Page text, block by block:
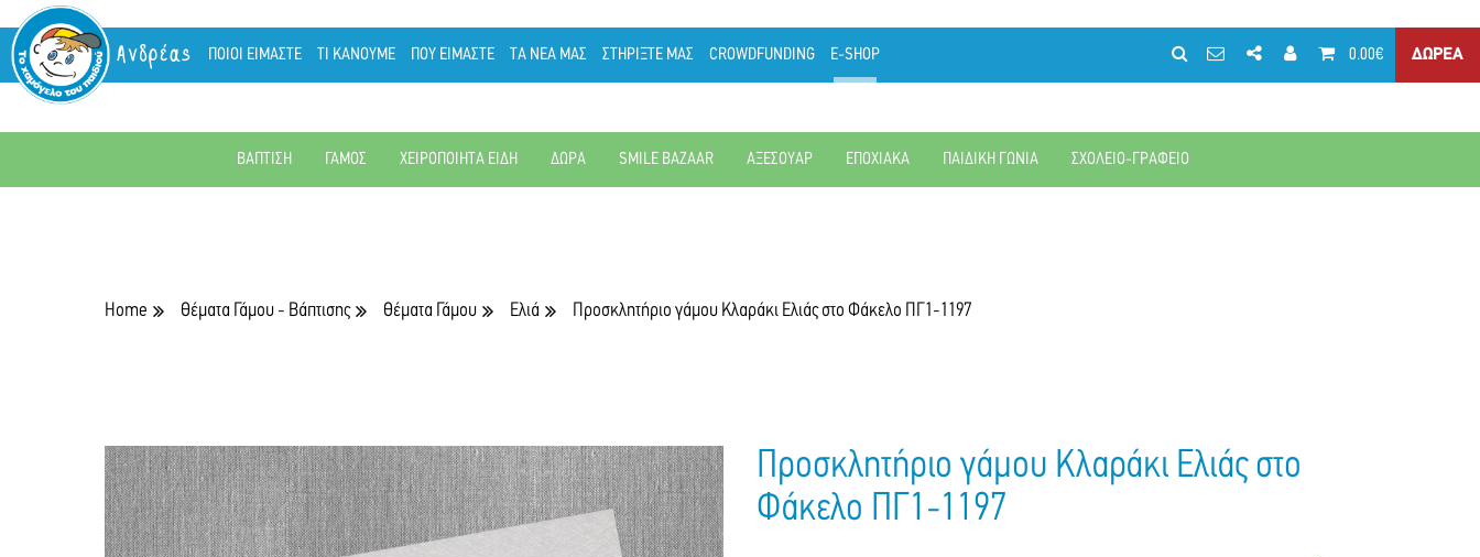
Ανδρέας ΠΟΙΟΙ ΕΙΜΑΣΤΕ ΤΙ ΚΑΝΟΥΜΕ ΠΟΥ ΕΙΜΑΣΤΕ ΤΑ ΝΕΑ ΜΑΣ ΣΤΗΡΙΞΤΕ ΜΑΣ CROWDFUNDING E-SHOP 0.00€ ΔΩΡΕΑ
ΒΑΠΤΙΣΗ ΓΑΜΟΣ ΧΕΙΡΟΠΟΙΗΤΑ ΕΙΔΗ ΔΩΡΑ SMILE BAZAAR ΑΞΕΣΟΥΑΡ ΕΠΟΧΙΑΚΑ ΠΑΙΔΙΚΗ ΓΩΝΙΑ ΣΧΟΛΕΙΟ-ΓΡΑΦΕΙΟ
Home Θέματα Γάμου - Βάπτισης Θέματα Γάμου Ελιά Προσκλητήριο γάμου Κλαράκι Ελιάς στο Φάκελο ΠΓ1-1197
Προσκλητήριο γάμου Κλαράκι Ελιάς στο
Φάκελο ΠΓ1-1197